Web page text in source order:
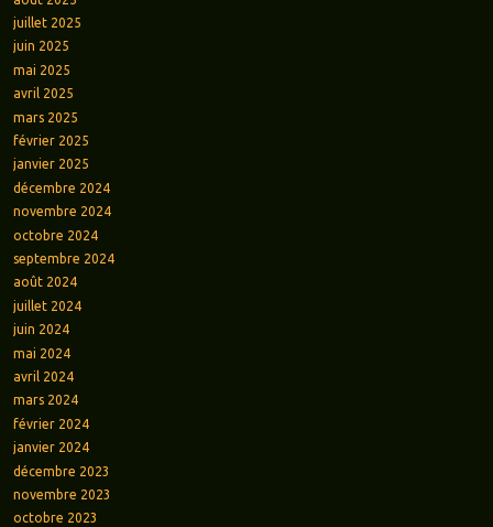
juillet 2025
juin 2025
mai 2025
avril 2025
mars 2025
février 2025
janvier 2025
décembre 2024
novembre 2024
octobre 2024
septembre 2024
août 2024
juillet 2024
juin 2024
mai 2024
avril 2024
mars 2024
février 2024
janvier 2024
décembre 2023
novembre 2023
octobre 2023